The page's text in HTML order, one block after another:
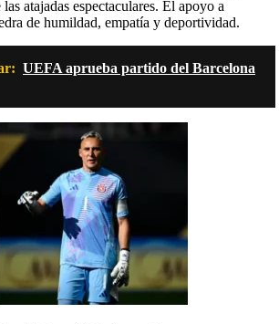
atajadas espectaculares. El apoyo a
de humildad, empatía y deportividad.
UEFA aprueba partido del Barcelona